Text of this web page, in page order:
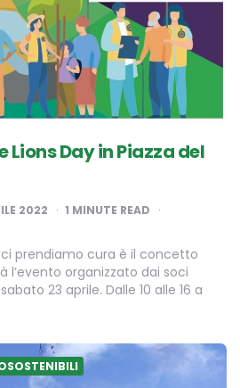
Lions Day in Piazza del
2022 1 MINUTE READ
prendiamo cura è il concetto
l’evento organizzato dai soci
23 aprile. Dalle 10 alle 16 a